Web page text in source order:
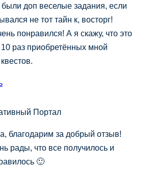
были доп веселые задания, если
не тот тайн к, восторг!
понравился! А я скажу, что это
раз приобретённых мной
Портал
благодарим за добрый отзыв!
рады, что все получилось и
🙂